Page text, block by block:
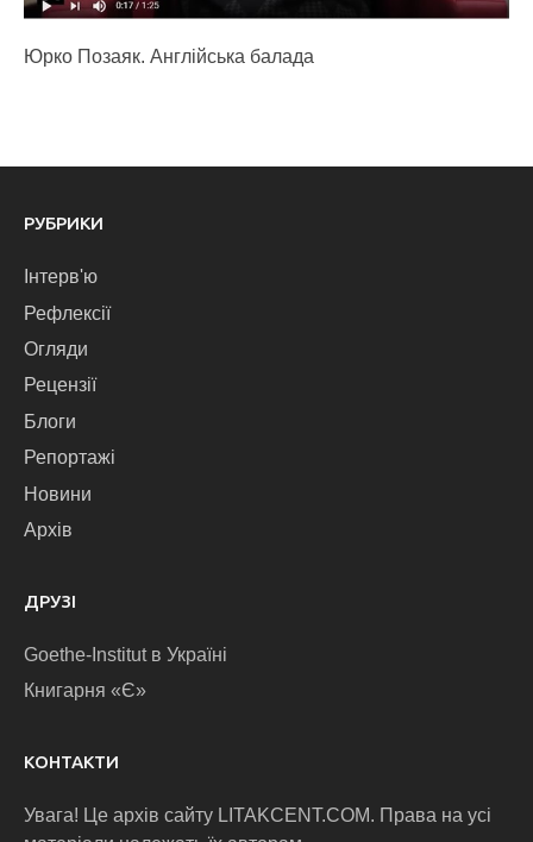
Юрко Позаяк. Англійська балада
РУБРИКИ
Інтерв'ю
Рефлексії
Огляди
Рецензії
Блоги
Репортажі
Новини
Архів
ДРУЗІ
Goethe-Institut в Україні
Книгарня «Є»
КОНТАКТИ
Увага! Це архів сайту LITAKCENT.COM. Права на усі